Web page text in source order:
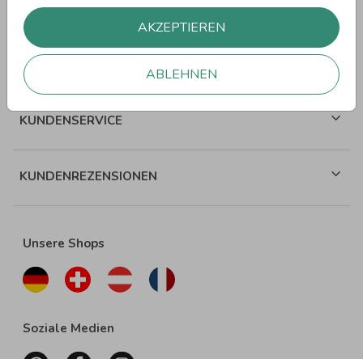
AKZEPTIEREN
ABLEHNEN
WEITERE SPRÜCHE
ÜBER WUNDERKARTEN
KUNDENSERVICE
KUNDENREZENSIONEN
Unsere Shops
Soziale Medien